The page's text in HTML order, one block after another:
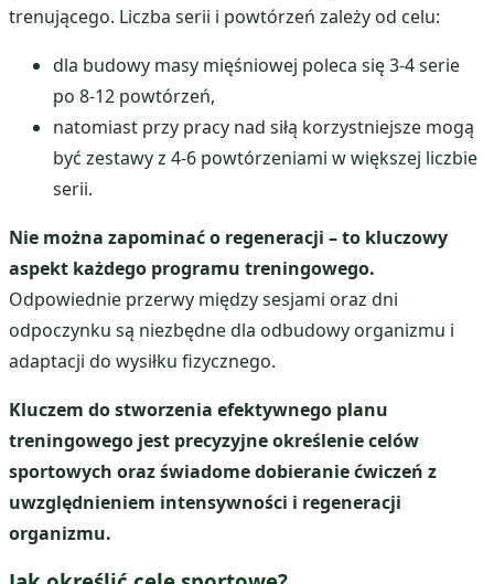
trenującego. Liczba serii i powtórzeń zależy od celu:
dla budowy masy mięśniowej poleca się 3-4 serie
po 8-12 powtórzeń,
natomiast przy pracy nad siłą korzystniejsze mogą
być zestawy z 4-6 powtórzeniami w większej liczbie
serii.
Nie można zapominać o regeneracji – to kluczowy
aspekt każdego programu treningowego.
Odpowiednie przerwy między sesjami oraz dni
odpoczynku są niezbędne dla odbudowy organizmu i
adaptacji do wysiłku fizycznego.
Kluczem do stworzenia efektywnego planu
treningowego jest precyzyjne określenie celów
sportowych oraz świadome dobieranie ćwiczeń z
uwzględnieniem intensywności i regeneracji
organizmu.